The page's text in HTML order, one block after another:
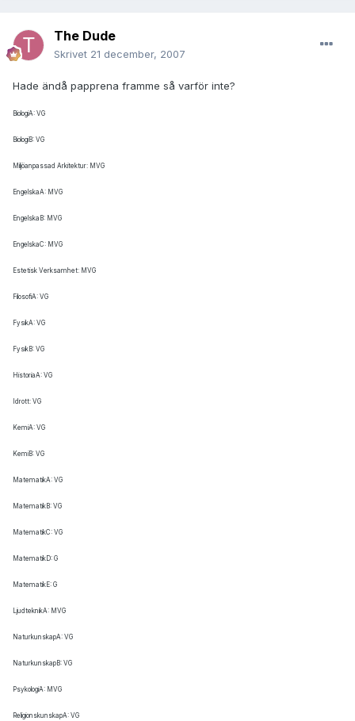
The Dude
Skrivet 21 december, 2007
Hade ändå papprena framme så varför inte?
BiologiA: VG
BiologiB: VG
Miljöanpassad Arkitektur: MVG
EngelskaA: MVG
EngelskaB: MVG
EngelskaC: MVG
Estetisk Verksamhet: MVG
FilosofiA: VG
FysikA: VG
FysikB: VG
HistoriaA: VG
Idrott: VG
KemiA: VG
KemiB: VG
MatematikA: VG
MatematikB: VG
MatematikC: VG
MatematikD: G
MatematikE: G
LjudteknikA: MVG
NaturkunskapA: VG
NaturkunskapB: VG
PsykologiA: MVG
ReligionskunskapA: VG